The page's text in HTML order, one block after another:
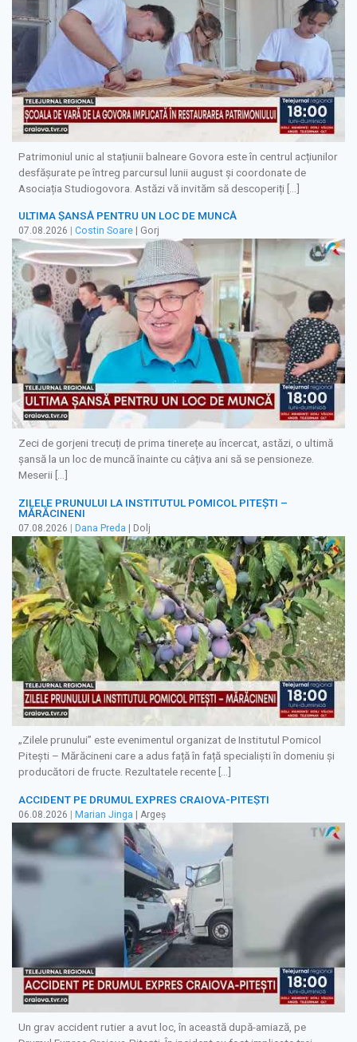
Patrimoniul unic al stațiunii balneare Govora este în centrul acțiunilor
desfășurate pe întreg parcursul lunii august și coordonate de
Asociația Studiogovora. Astăzi vă invităm să descoperiți […]
ULTIMA ȘANSĂ PENTRU UN LOC DE MUNCĂ
07.08.2026 Costin Soare | Gorj
Zeci de gorjeni trecuți de prima tinerețe au încercat, astăzi, o ultimă
șansă la un loc de muncă înainte cu câțiva ani să se pensioneze.
Meserii […]
ZILELE PRUNULUI LA INSTITUTUL POMICOL PITEȘTI –
MĂRĂCINENI
07.08.2026 | Dana Preda | Dolj
„Zilele prunului” este evenimentul organizat de Institutul Pomicol
Pitești – Mărăcineni care a adus față în față specialiști în domeniu și
producători de fructe. Rezultatele recente […]
ACCIDENT PE DRUMUL EXPRES CRAIOVA-PITEȘTI
06.08.2026 | Marian Jinga | Argeș
Un grav accident rutier a avut loc, în această după-amiază, pe